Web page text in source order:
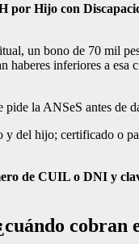
por Hijo con
un bono de 70 mil
inferiores a
pide la ANSeS antes de
del hijo; certificado o
de CUIL o DNI y
cobran